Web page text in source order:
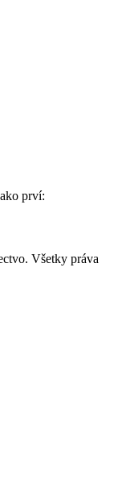
prví:
Všetky práva